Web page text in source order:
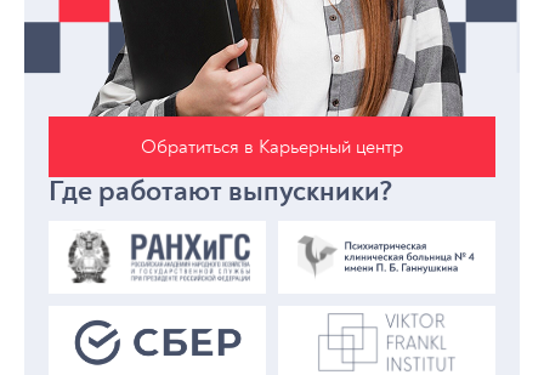
Обратиться в Карьерный центр
Где работают выпускники?